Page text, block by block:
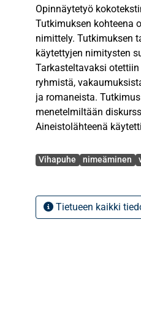
Opinnäytetyö
Tutkimuksen kohteena
nimittely. Tutkimuksen
käytettyjen nimitysten
Tarkasteltavaksi
ryhmistä,
ja romaneista.
menetelmiltään
Aineistolähteenä
531 viestiä.
vähemmistöryhmiä
tyypiteltiin positiivisiin,
Avainsanat
Vihapuhe nimeäminen
Tietueen kaikki